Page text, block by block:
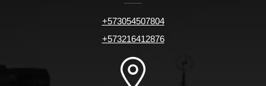
+573054507804
+573216412876